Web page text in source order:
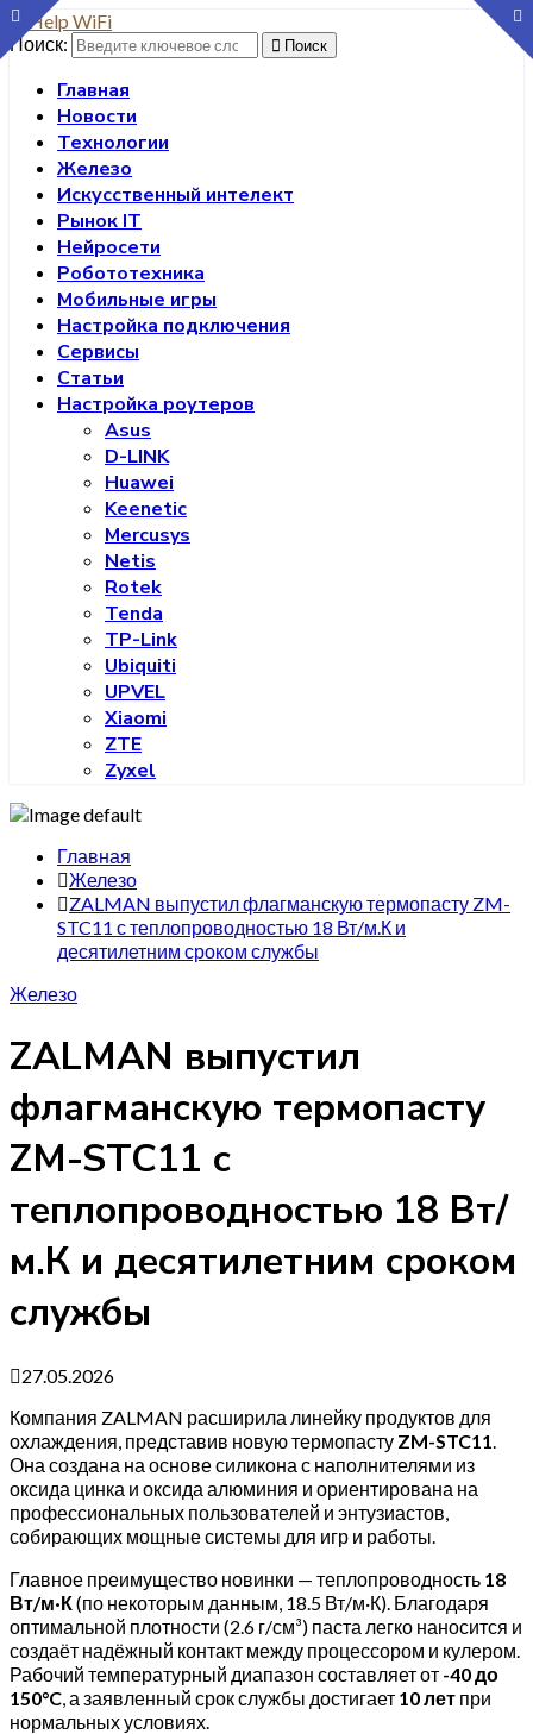
Поиск: Поиск
Главная
Новости
Технологии
Железо
Искусственный интелект
Рынок IT
Нейросети
Робототехника
Мобильные игры
Настройка подключения
Сервисы
Статьи
Настройка роутеров
Asus
D-LINK
Huawei
Keenetic
Mercusys
Netis
Rotek
Tenda
TP-Link
Ubiquiti
UPVEL
Xiaomi
ZTE
Zyxel
Главная
Железо
ZALMAN выпустил флагманскую термопасту ZM-
STC11 с теплопроводностью 18 Вт/м.К и
десятилетним сроком службы
Железо
ZALMAN выпустил
флагманскую термопасту
ZM-STC11 с
теплопроводностью 18 Вт/
м.К и десятилетним сроком
службы
27.05.2026
Компания ZALMAN расширила линейку продуктов для
охлаждения, представив новую термопасту ZM-STC11.
Она создана на основе силикона с наполнителями из
оксида цинка и оксида алюминия и ориентирована на
профессиональных пользователей и энтузиастов,
собирающих мощные системы для игр и работы.
Главное преимущество новинки — теплопроводность 18
Вт/м·К(по некоторым данным, 18.5 Вт/м·К). Благодаря
оптимальной плотности (2.6 г/см³) паста легко наносится и
создаёт надёжный контакт между процессором и кулером.
Рабочий температурный диапазон составляет от -40 до
150°C, а заявленный срок службы достигает 10 лет при
нормальных условиях.